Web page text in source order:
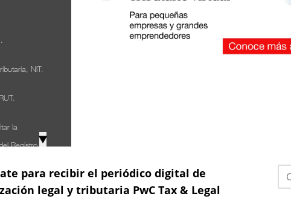
▼
NIT.
la
Registro
jurídicas.
para recibir el periódico digital de
legal y tributaria PwC Tax & Legal